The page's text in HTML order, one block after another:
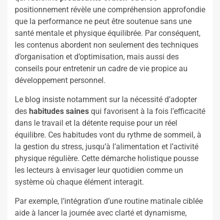
positionnement révèle une compréhension approfondie
que la performance ne peut être soutenue sans une
santé mentale et physique équilibrée. Par conséquent,
les contenus abordent non seulement des techniques
d’organisation et d’optimisation, mais aussi des
conseils pour entretenir un cadre de vie propice au
développement personnel.
Le blog insiste notamment sur la nécessité d’adopter
des habitudes saines qui favorisent à la fois l’efficacité
dans le travail et la détente requise pour un réel
équilibre. Ces habitudes vont du rythme de sommeil, à
la gestion du stress, jusqu’à l’alimentation et l’activité
physique régulière. Cette démarche holistique pousse
les lecteurs à envisager leur quotidien comme un
système où chaque élément interagit.
Par exemple, l’intégration d’une routine matinale ciblée
aide à lancer la journée avec clarté et dynamisme,